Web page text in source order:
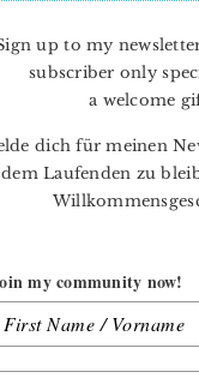
up to my
subscriber only
a welcome
dich für meinen
Laufenden zu
my community now!